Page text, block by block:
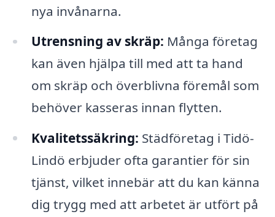
nya invånarna.
Utrensning av skräp: Många företag
kan även hjälpa till med att ta hand
om skräp och överblivna föremål som
behöver kasseras innan flytten.
Kvalitetssäkring: Städföretag i Tidö-
Lindö erbjuder ofta garantier för sin
tjänst, vilket innebär att du kan känna
dig trygg med att arbetet är utfört på